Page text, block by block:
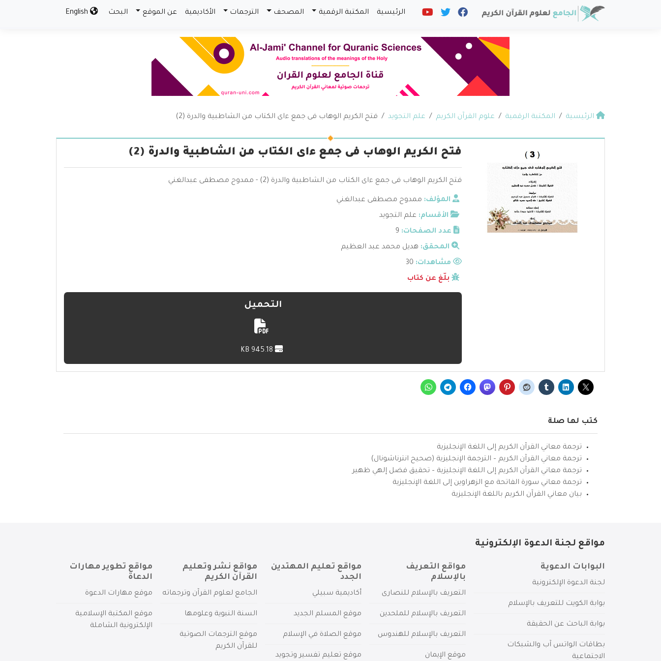
الرئيسية المكتبة الرقمية المصحف الترجمات الأكاديمية عن الموقع البحث
الرئيسية المكتبة الرقمية علوم القرآن الكريم علم التجويد فتح الكريم الوهاب فى جمع ءاى الكتاب من الشاطبية والدرة (2)
فتح الكريم الوهاب فى جمع ءاى الكتاب من الشاطبية والدرة (2)
فتح الكريم الوهاب فى جمع ءاى الكتاب من الشاطبية والدرة (2) - ممدوح مصطفى عبدالغني
المؤلف: ممدوح مصطفى عبدالغني
الأقسام: علم التجويد
عدد الصفحات: 9
المحقق: هديل محمد عبد العظيم
مشاهدات:
بلّغ عن كتاب
التحميل
كتب لها صلة
ترجمة معاني القرآن الكريم إلى اللغة الإنجليزية
ترجمة معاني القرآن الكريم – الترجمة الإنجليزية (صحيح انترناشونال)
ترجمة معاني القرآن الكريم إلى اللغة الإنجليزية – تحقيق فضل إلهي ظهير
ترجمة معاني سورة الفاتحة مع الزهراوين إلى اللغة الإنجليزية
بيان معاني القرآن الكريم باللغة الإنجليزية
مواقع لجنة الدعوة الإلكترونية
البوابات الدعوية
لجنة الدعوة الإلكترونية
بوابة الكويت للتعريف بالإسلام
بوابة الباحث عن الحقيقة
بطاقات الواتس آب والشبكات
الاجتماعية
مواقع التعريف
بالإسلام
التعريف بالإسلام للنصارى
التعريف بالإسلام للملحدين
التعريف بالإسلام للهندوس
موقع الإيمان
مواقع تعليم المهتدين
الجدد
أكاديمية سبيلي
موقع المسلم الجديد
موقع الصلاة في الإسلام
موقع تعليم تفسير وتجويد
مواقع نشر وتعليم
القرآن الكريم
الجامع لعلوم القرآن وترجماته
السنة النبوية وعلومها
موقع الترجمات الصوتية
للقرآن الكريم
مواقع تطوير مهارات
الدعاة
موقع مهارات الدعوة
موقع المكتبة الإسلامية
الإلكترونية الشاملة